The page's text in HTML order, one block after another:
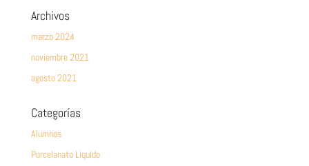
Archivos
marzo 2024
noviembre 2021
agosto 2021
Categorías
Alumnos
Porcelanato Liquido